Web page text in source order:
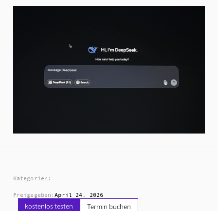
Kategorien:
Freigegeben:April 24, 2026
kostenlos testen Termin buchen